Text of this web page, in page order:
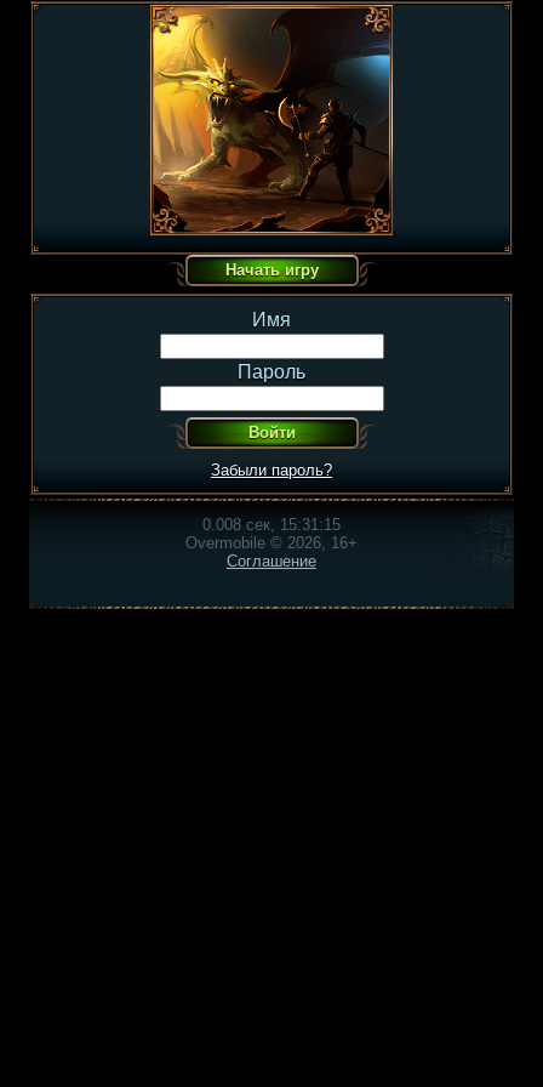
Имя
Пароль
Забыли пароль?
0.008 сек, 15:31:15
Overmobile © 2026, 16+
Соглашение